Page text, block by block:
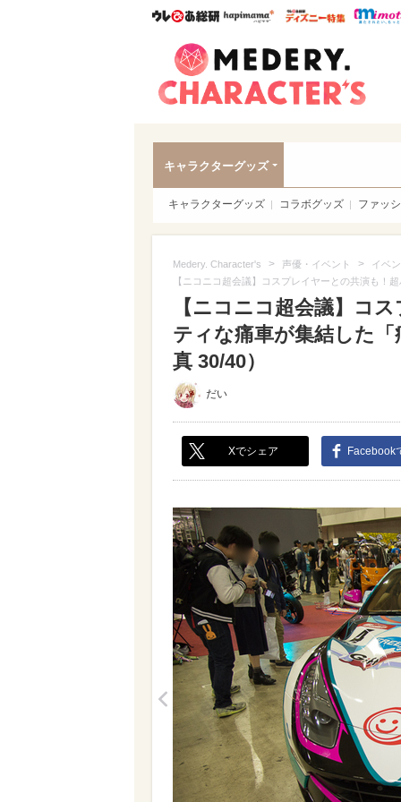
ウレぴあ総研ハピママ*
ウレぴ
キャラクターグッズ
キャラクターグッズ コラボグッズ ファッ
Medery. Character's > 声優・イベント >
イベ
【ニコニコ超会議】コスプレイヤーとの共演も！
【ニコニコ超会議】コ
ティな痛車が集結した
真 30/40）
だい
Xでシェア Facebook